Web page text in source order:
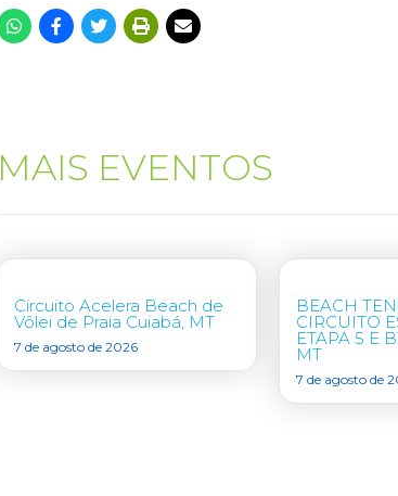
MAIS EVENTOS
Circuito Acelera Beach de
Vôlei de Praia Cuiabá, MT
7 de agosto de 2026
BEACH
CIRCUITO
ETAPA 5 E
MT
7 de agosto de